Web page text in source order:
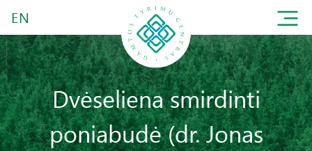
EN
Dvėseliena smirdinti
poniabudė (dr. Jonas